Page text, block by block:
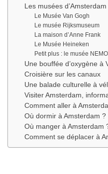
Les musées d’Amsterdam
Le Musée Van Gogh
Le musée Rijksmuseum
La maison d’Anne Frank
Le Musée Heineken
Petit plus : le musée NEMO
Une bouffée d’oxygène à
Croisière sur les canaux
Une balade culturelle à
Visiter Amsterdam,
Comment aller à
Où dormir à Amsterdam ?
Où manger à Amsterdam
Comment se déplacer à